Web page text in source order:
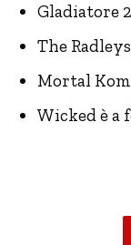
Gladiatore
The
Mortal
Wicked è a